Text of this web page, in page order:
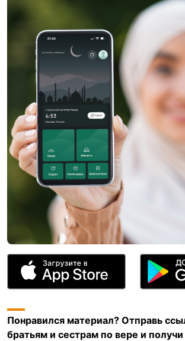
Понравился материал? Отправь
братьям и сестрам по вере и получи